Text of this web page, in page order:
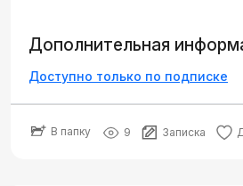
Дополнительная
Доступно только по подписке
В папку 9 Записка